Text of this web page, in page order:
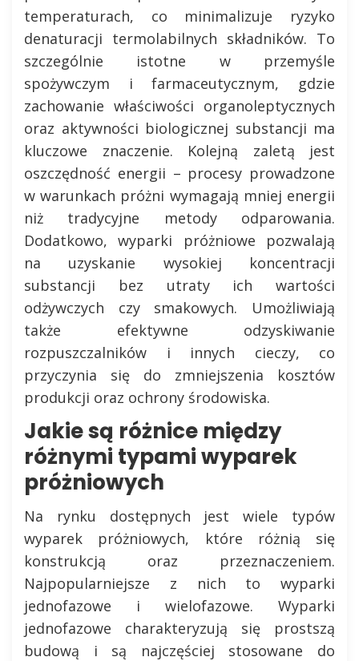
temperaturach, co minimalizuje ryzyko
denaturacji termolabilnych składników. To
szczególnie istotne w przemyśle
spożywczym i farmaceutycznym, gdzie
zachowanie właściwości organoleptycznych
oraz aktywności biologicznej substancji ma
kluczowe znaczenie. Kolejną zaletą jest
oszczędność energii – procesy prowadzone
w warunkach próżni wymagają mniej energii
niż tradycyjne metody odparowania.
Dodatkowo, wyparki próżniowe pozwalają
na uzyskanie wysokiej koncentracji
substancji bez utraty ich wartości
odżywczych czy smakowych. Umożliwiają
także efektywne odzyskiwanie
rozpuszczalników i innych cieczy, co
przyczynia się do zmniejszenia kosztów
produkcji oraz ochrony środowiska.
Jakie są różnice między
różnymi typami wyparek
próżniowych
Na rynku dostępnych jest wiele typów
wyparek próżniowych, które różnią się
konstrukcją oraz przeznaczeniem.
Najpopularniejsze z nich to wyparki
jednofazowe i wielofazowe. Wyparki
jednofazowe charakteryzują się prostszą
budową i są najczęściej stosowane do